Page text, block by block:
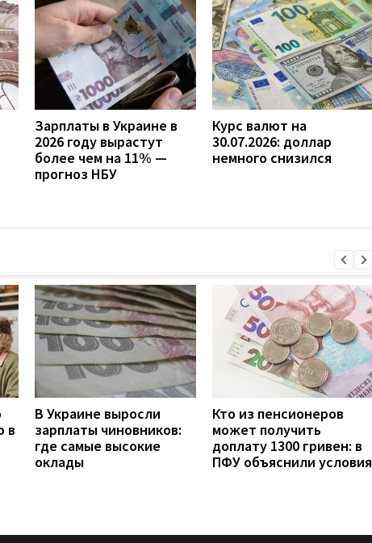
Зарплаты в Украине в
2026 году вырастут
более чем на 11% —
прогноз НБУ
Курс валют на
30.07.2026: доллар
немного снизился
в
В Украине выросли
зарплаты чиновников:
где самые высокие
оклады
Кто из пенсионеров
может получить
доплату 1300 гривен: в
ПФУ объяснили условия